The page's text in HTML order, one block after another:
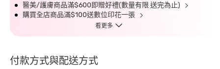
醫美/護膚商品滿$600即贈好禮(數量有限 送完為止)
購買全店商品滿$100送數位印花一張
看更多
付款方式與配送方式